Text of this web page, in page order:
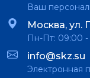
Ваш
Москва, ул.
Пн-Пт: 09:00 -
info@skz.su
Электронная